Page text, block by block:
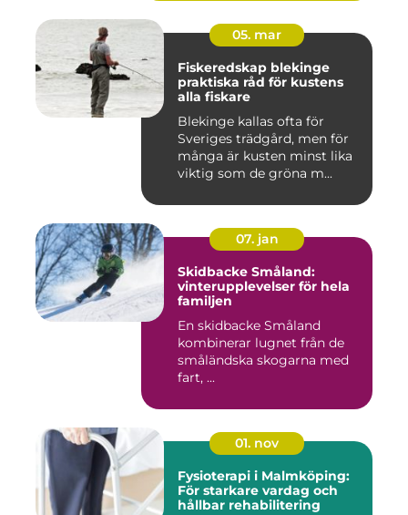
05. mar
Fiskeredskap blekinge
praktiska råd för kustens
alla fiskare
Blekinge kallas ofta för
Sveriges trädgård, men för
många är kusten minst lika
viktig som de gröna m...
07. jan
Skidbacke Småland:
vinterupplevelser för hela
familjen
En skidbacke Småland
kombinerar lugnet från de
småländska skogarna med
fart, ...
01. nov
Fysioterapi i Malmköping:
För starkare vardag och
hållbar rehabilitering